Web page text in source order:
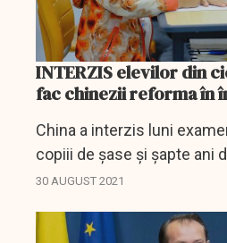
INTERZIS elevilor din
fac chinezii reforma în
China a interzis luni
copiii de şase şi şapte ani
încercarea de a mai
creşterii...
30 AUGUST 2021